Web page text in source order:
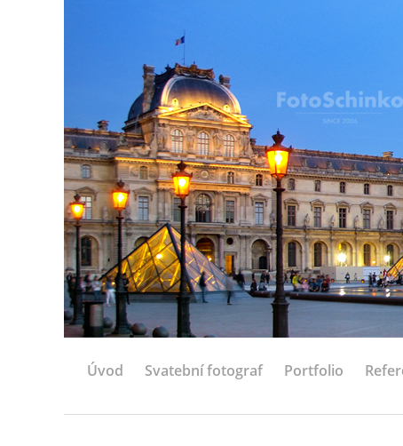
Úvod Svatební fotograf Portfolio